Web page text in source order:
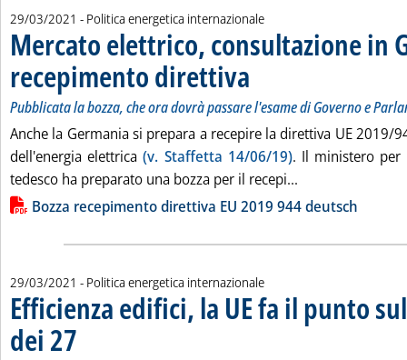
29/03/2021 - Politica energetica internazionale
Mercato elettrico, consultazione in
recepimento direttiva
Pubblicata la bozza, che ora dovrà passare l'esame di Governo e
Anche la Germania si prepara a recepire la direttiva UE 2019/
dell'energia elettrica(v. Staffetta 14/06/19). Il ministero per
tedesco ha preparato una bozza per il recepi...
Lista allegati PDF alla notizia
Bozza recepimento direttiva EU 2019 944 deutsch
29/03/2021 - Politica energetica internazionale
Efficienza edifici, la UE fa il punto
dei 27 . Sottotitolo: Prima valutazione sui piani al 2050. Italia assente